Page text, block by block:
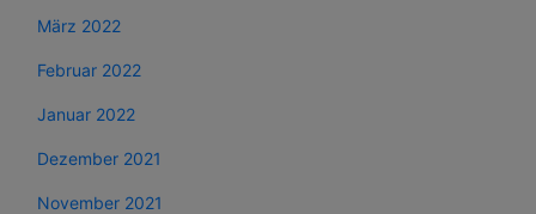
März 2022
Februar 2022
Januar 2022
Dezember 2021
November 2021